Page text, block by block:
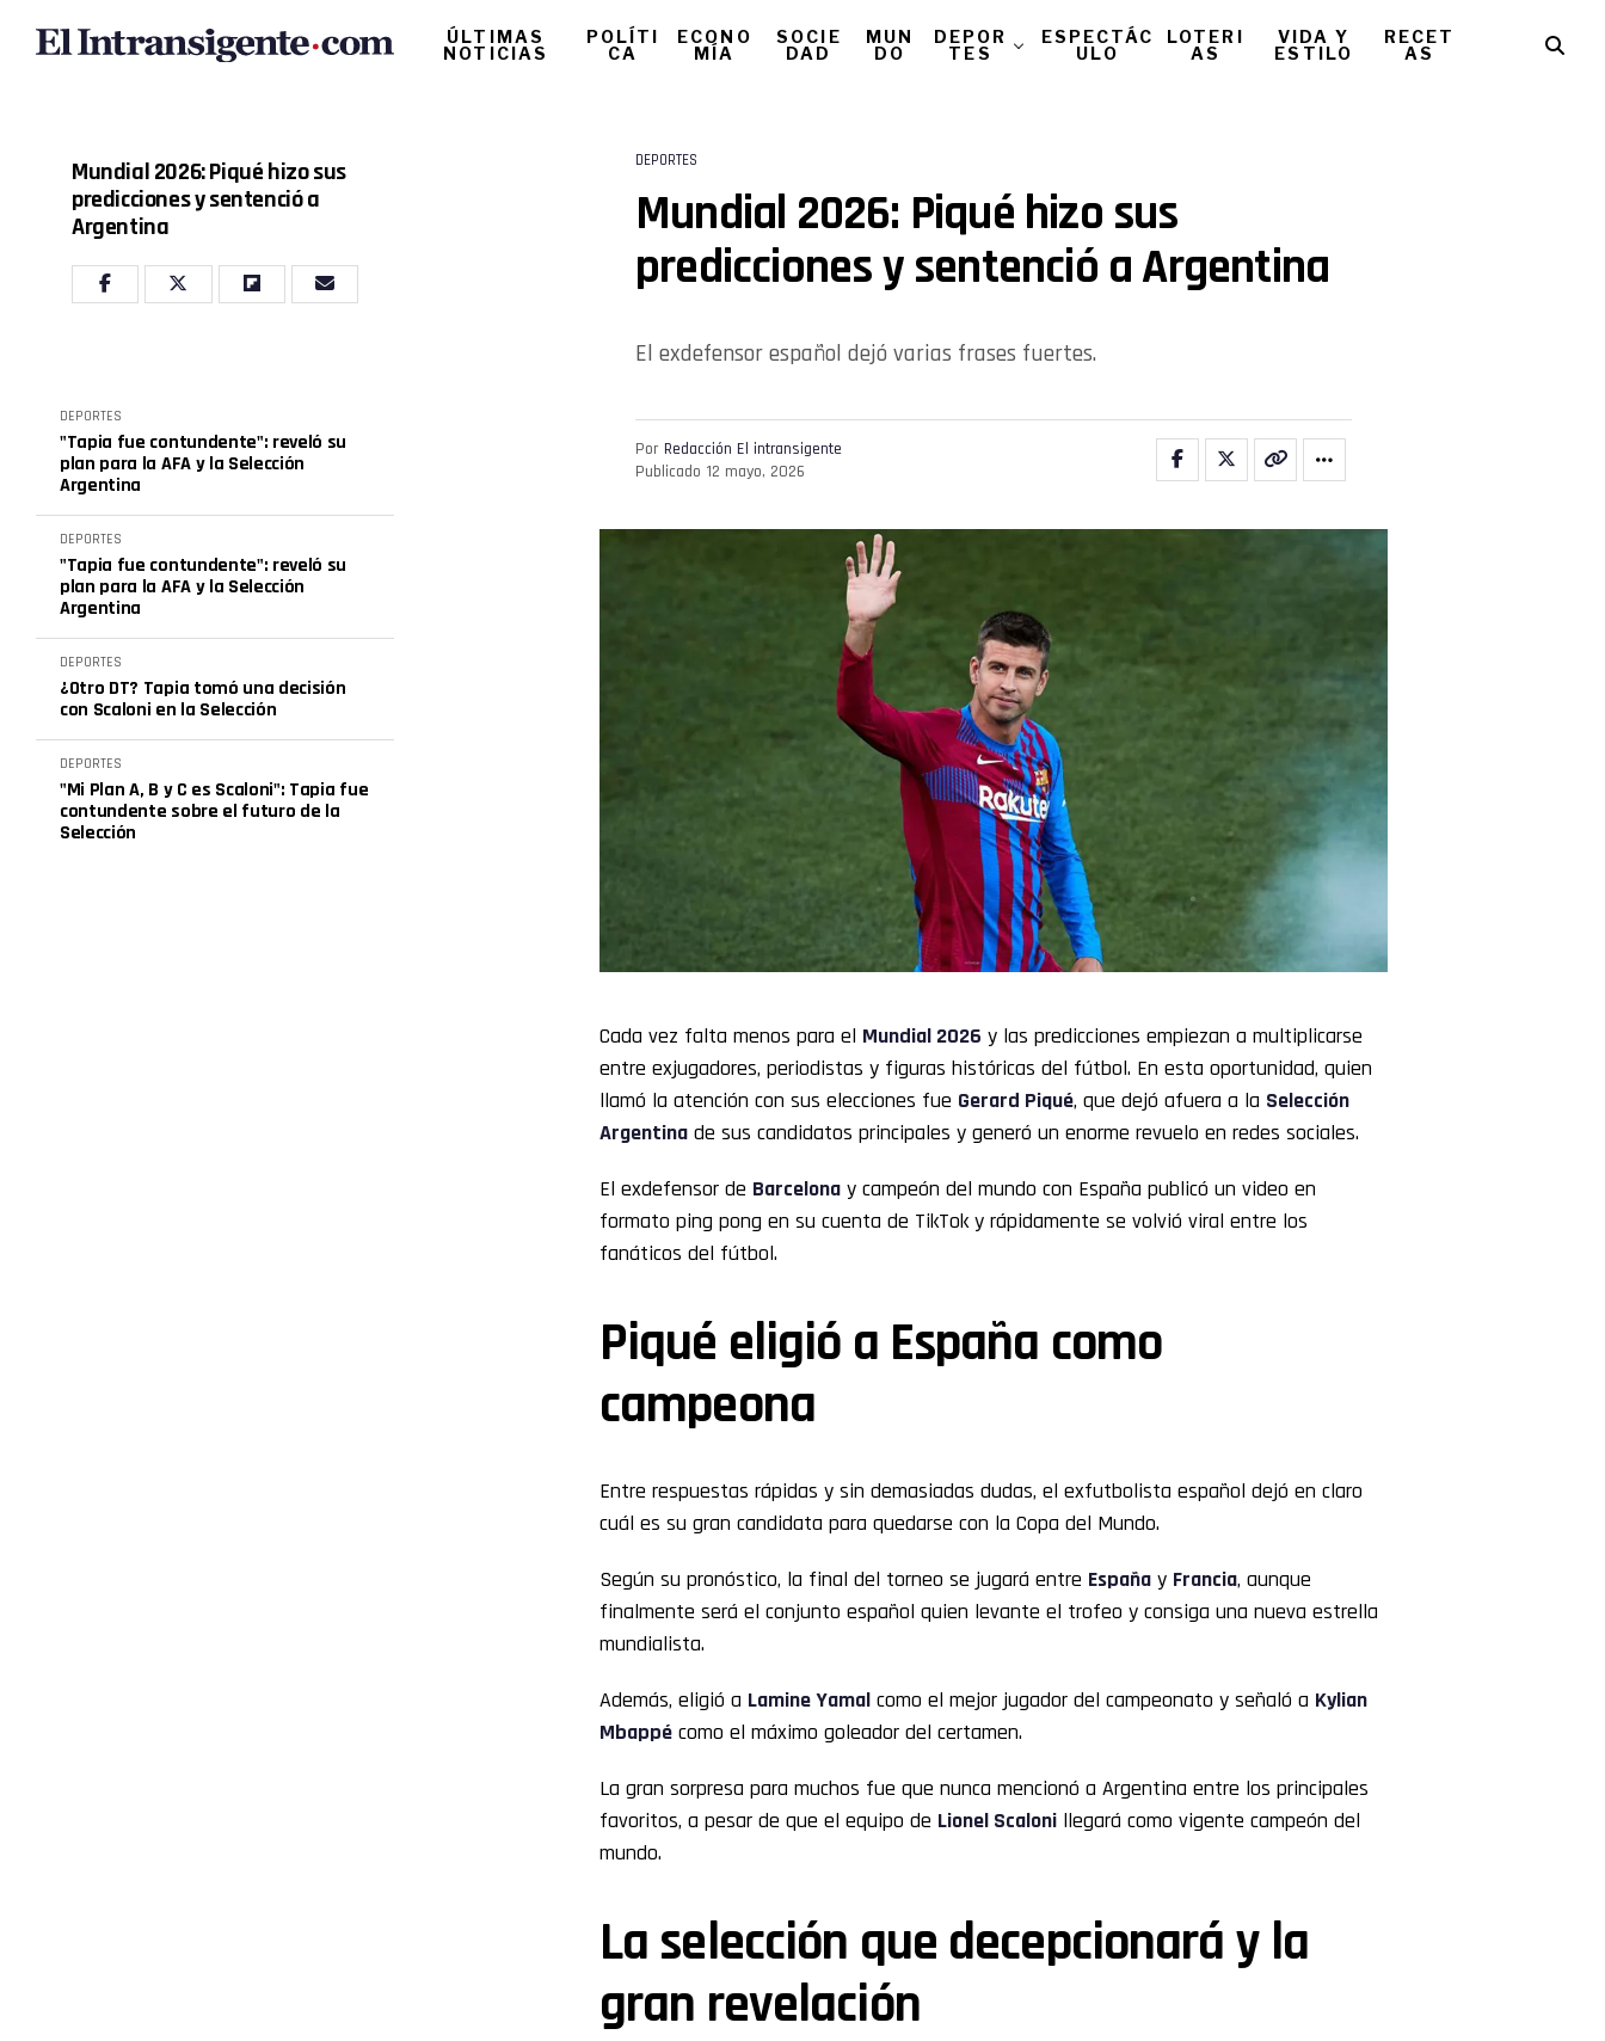
ÚLTIMAS
NOTICIAS
POLÍTI
CA
ECONO
MÍA
SOCIE
DAD
MUN
DO
DEPOR
TES
ESPECTÁC
ULO
LOTERI
AS
VIDA Y
ESTILO
RECET
AS
Mundial 2026: Piqué hizo sus
predicciones y sentenció a
Argentina
DEPORTES
"Tapia fue contundente": reveló su
plan para la AFA y la Selección
Argentina
DEPORTES
"Tapia fue contundente": reveló su
plan para la AFA y la Selección
Argentina
DEPORTES
¿Otro DT? Tapia tomó una decisión
con Scaloni en la Selección
DEPORTES
"Mi Plan A, B y C es Scaloni": Tapia fue
contundente sobre el futuro de la
Selección
DEPORTES
Mundial 2026: Piqué hizo sus
predicciones y sentenció a Argentina
El exdefensor español dejó varias frases fuertes.
Por Redacción El intransigente
Publicado 12 mayo, 2026
Cada vez falta menos para el Mundial 2026 y las predicciones empiezan a multiplicarse
entre exjugadores, periodistas y figuras históricas del fútbol. En esta oportunidad, quien
llamó la atención con sus elecciones fue Gerard Piqué, que dejó afuera a la Selección
Argentina de sus candidatos principales y generó un enorme revuelo en redes sociales.
El exdefensor de Barcelona y campeón del mundo con España publicó un video en
formato ping pong en su cuenta de TikTok y rápidamente se volvió viral entre los
fanáticos del fútbol.
Piqué eligió a España como
campeona
Entre respuestas rápidas y sin demasiadas dudas, el exfutbolista español dejó en claro
cuál es su gran candidata para quedarse con la Copa del Mundo.
Según su pronóstico, la final del torneo se jugará entre España y Francia, aunque
finalmente será el conjunto español quien levante el trofeo y consiga una nueva estrella
mundialista.
Además, eligió a Lamine Yamal como el mejor jugador del campeonato y señaló a Kylian
Mbappé como el máximo goleador del certamen.
La gran sorpresa para muchos fue que nunca mencionó a Argentina entre los principales
favoritos, a pesar de que el equipo de Lionel Scaloni llegará como vigente campeón del
mundo.
La selección que decepcionará y la
gran revelación